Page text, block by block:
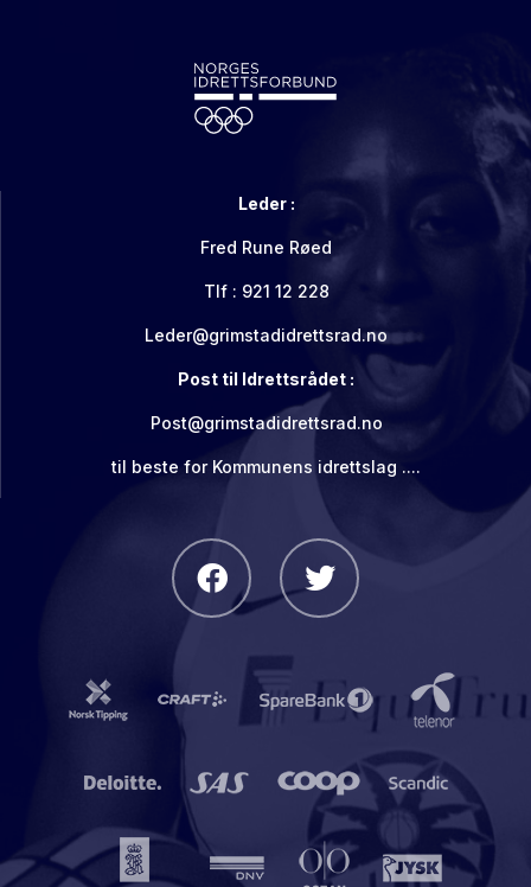
Leder :
Fred Rune Røed
Tlf : 921 12 228
Leder@grimstadidrettsrad.no
Post til Idrettsrådet :
Post@grimstadidrettsrad.no
til beste for Kommunens idrettslag ....